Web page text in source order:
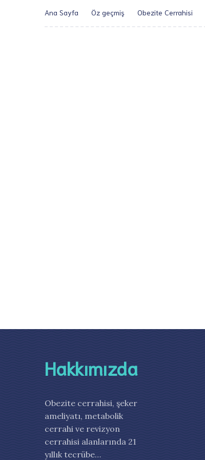
Ana Sayfa Öz geçmiş Obezite Cerrahisi
Hakkımızda
Obezite cerrahisi, şeker
ameliyatı, metabolik
cerrahi ve revizyon
cerrahisi alanlarında 21
yıllık tecrübe…